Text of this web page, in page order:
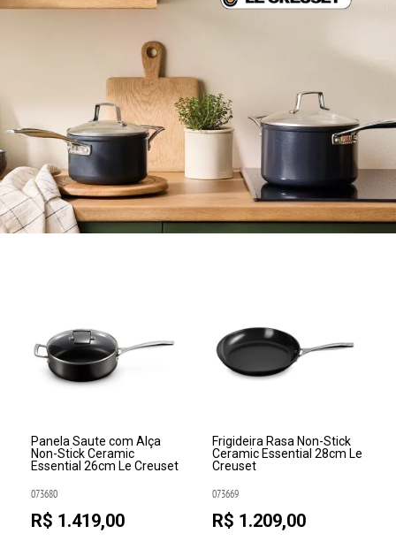
Panela Saute com Alça
Non-Stick Ceramic
Essential 26cm Le Creuset
073680
R$ 1.419,00
Frigideira Rasa Non-Stick
Ceramic Essential 28cm Le
Creuset
073669
R$ 1.209,00